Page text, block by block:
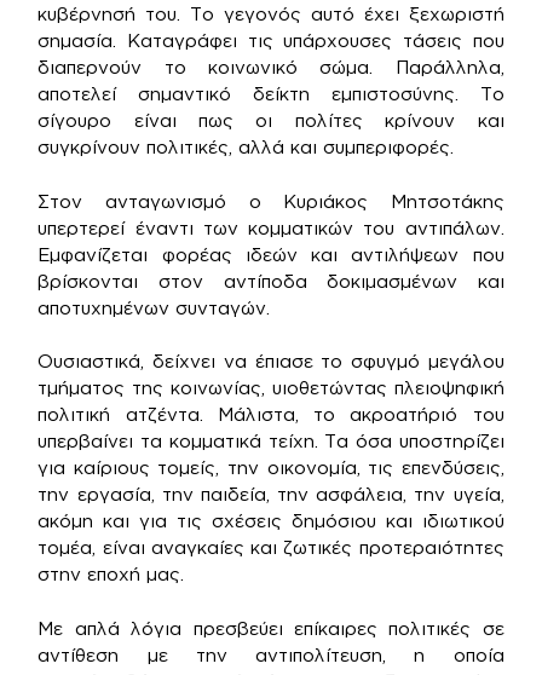
κυβέρνησή του. Το γεγονός αυτό έχει ξεχωριστή
σημασία. Καταγράφει τις υπάρχουσες τάσεις που
διαπερνούν το κοινωνικό σώμα. Παράλληλα,
αποτελεί σημαντικό δείκτη εμπιστοσύνης. Το
σίγουρο είναι πως οι πολίτες κρίνουν και
συγκρίνουν πολιτικές, αλλά και συμπεριφορές.
Στον ανταγωνισμό ο Κυριάκος Μητσοτάκης
υπερτερεί έναντι των κομματικών του αντιπάλων.
Εμφανίζεται φορέας ιδεών και αντιλήψεων που
βρίσκονται στον αντίποδα δοκιμασμένων και
αποτυχημένων συνταγών.
Ουσιαστικά, δείχνει να έπιασε το σφυγμό μεγάλου
τμήματος της κοινωνίας, υιοθετώντας πλειοψηφική
πολιτική ατζέντα. Μάλιστα, το ακροατήριό του
υπερβαίνει τα κομματικά τείχη. Τα όσα υποστηρίζει
για καίριους τομείς, την οικονομία, τις επενδύσεις,
την εργασία, την παιδεία, την ασφάλεια, την υγεία,
ακόμη και για τις σχέσεις δημόσιου και ιδιωτικού
τομέα, είναι αναγκαίες και ζωτικές προτεραιότητες
στην εποχή μας.
Με απλά λόγια πρεσβεύει επίκαιρες πολιτικές σε
αντίθεση με την αντιπολίτευση, η οποία